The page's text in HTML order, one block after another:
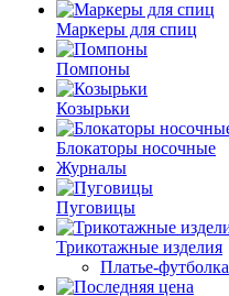
Маркеры для спиц
Помпоны
Козырьки
Блокаторы носочные
Журналы
Пуговицы
Трикотажные изделия
Платье-футболка